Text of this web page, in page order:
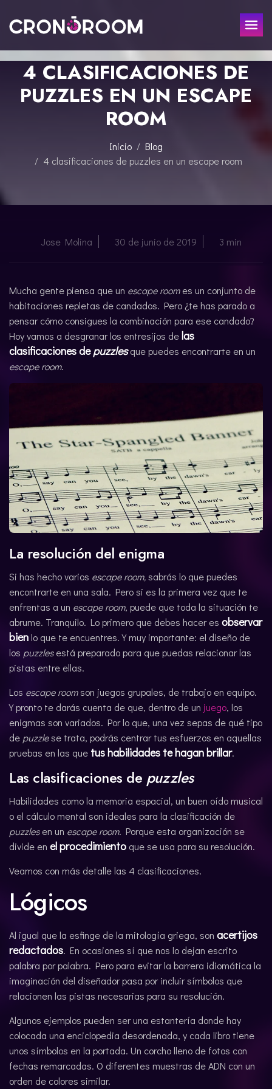
ESCAPE ROOM
EL TESORO DEL JAGUAR
CRONODETECTIVES
LABORATORIO JURÁSICO
PARA NIÑOS
CATALÀ
4 CLASIFICACIONES DE
PUZZLES EN UN ESCAPE
ROOM
Inicio
Blog
4 clasificaciones de puzzles en un escape room
Jose Molina 30 de junio de 2019 3 min
Mucha gente piensa que un escape roomes un conjunto de
habitaciones repletas de candados. Pero ¿te has parado a
pensar cómo consigues la combinación para ese candado?
Hoy vamos a desgranar los entresijos delas
clasificaciones depuzzlesque puedes encontrarte en un
escape room.
La resolución del enigma
Si has hecho varios escape room,sabrás lo que puedes
encontrarte en una sala. Pero si es la primera vez que te
enfrentas a un escape room, puede que toda la situación te
abrume. Tranquilo. Lo primero que debes hacer es observar
bienlo que te encuentres. Y muy importante: el diseño de
los puzzlesestá preparado para que puedas relacionar las
pistas entre ellas.
Los escape roomson juegos grupales, de trabajo en equipo.
Y pronto te darás cuenta de que, dentro de un juego, los
enigmas son variados. Por lo que, una vez sepas de qué tipo
de puzzlese trata, podrás centrar tus esfuerzos en aquellas
pruebas en las que tus habilidades te hagan brillar.
Las clasificaciones de puzzles
Habilidades como la memoria espacial, un buen oído musical
o el cálculo mental son ideales para la clasificación de
puzzlesen un escape room. Porque esta organización se
divide en el procedimiento que se usa para su resolución.
Veamos con más detalle las 4 clasificaciones.
Lógicos
Al igual que la esfinge de la mitología griega, son acertijos
redactados. En ocasiones sí que nos lo dejan escrito
palabra por palabra. Pero para evitar la barrera idiomática la
imaginación del diseñador pasa por incluir símbolos que
relacionen las pistas necesarias para su resolución.
Algunos ejemplos pueden ser una estantería donde hay
colocada una enciclopedia desordenada, y cada libro tiene
unos símbolos en la portada. Un corcho lleno de fotos con
fechas remarcadas. O diferentes muestras de ADN con un
orden de colores similar.